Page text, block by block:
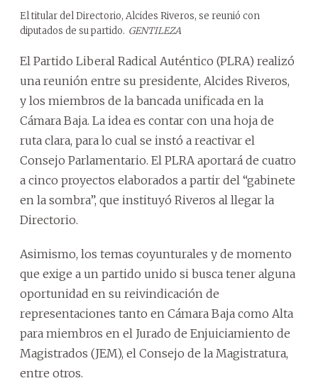
El titular del Directorio, Alcides Riveros, se reunió con
diputados de su partido. GENTILEZA
El Partido Liberal Radical Auténtico (PLRA) realizó
una reunión entre su presidente, Alcides Riveros,
y los miembros de la bancada unificada en la
Cámara Baja. La idea es contar con una hoja de
ruta clara, para lo cual se instó a reactivar el
Consejo Parlamentario. El PLRA aportará de cuatro
a cinco proyectos elaborados a partir del “gabinete
en la sombra”, que instituyó Riveros al llegar la
Directorio.
Asimismo, los temas coyunturales y de momento
que exige a un partido unido si busca tener alguna
oportunidad en su reivindicación de
representaciones tanto en Cámara Baja como Alta
para miembros en el Jurado de Enjuiciamiento de
Magistrados (JEM), el Consejo de la Magistratura,
entre otros.